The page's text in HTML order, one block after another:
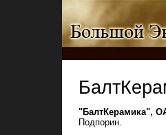
"БалтКерамика",
Подпорин.